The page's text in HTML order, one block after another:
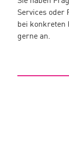
Services oder
bei konkreten
gerne an.